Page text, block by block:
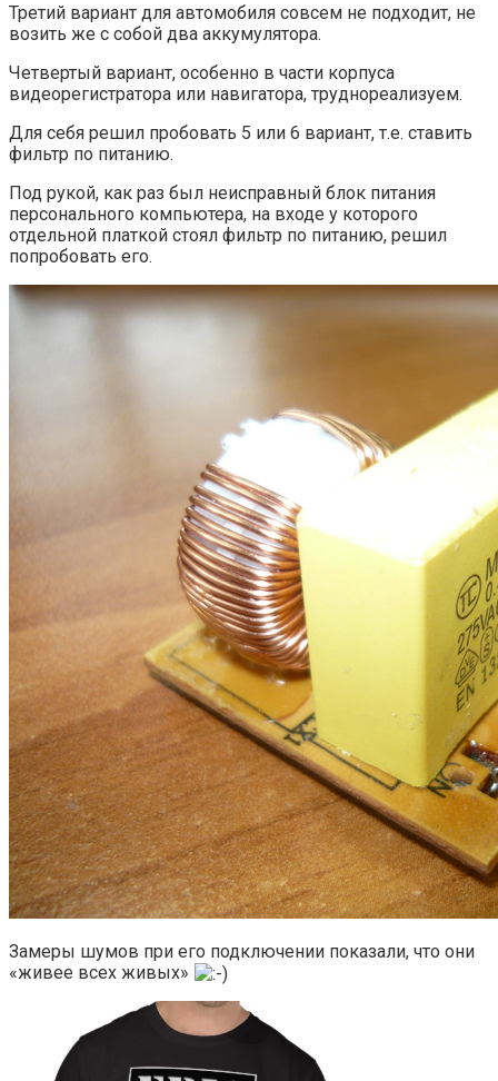
Третий вариант для автомобиля совсем не подходит, не
возить же с собой два аккумулятора.
Четвертый вариант, особенно в части корпуса
видеорегистратора или навигатора, труднореализуем.
Для себя решил пробовать 5 или 6 вариант, т.е. ставить
фильтр по питанию.
Под рукой, как раз был неисправный блок питания
персонального компьютера, на входе у которого
отдельной платкой стоял фильтр по питанию, решил
попробовать его.
Замеры шумов при его подключении показали, что они
«живее всех живых»